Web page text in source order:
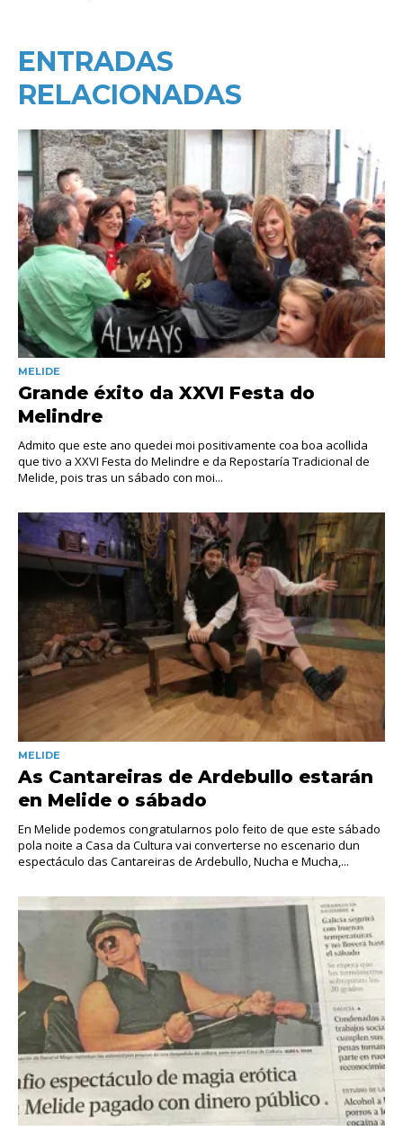
ENTRADAS
RELACIONADAS
MELIDE
Grande éxito da XXVI Festa do
Melindre
Admito que este ano quedei moi positivamente coa boa acollida
que tivo a XXVI Festa do Melindre e da Repostaría Tradicional de
Melide, pois tras un sábado con moi...
MELIDE
As Cantareiras de Ardebullo estarán
en Melide o sábado
En Melide podemos congratularnos polo feito de que este sábado
pola noite a Casa da Cultura vai converterse no escenario dun
espectáculo das Cantareiras de Ardebullo, Nucha e Mucha,...